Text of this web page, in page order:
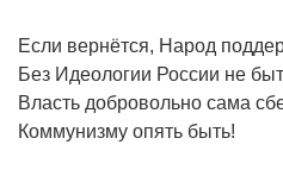
Если вернётся, Народ
Без Идеологии России не
Власть добровольно сама
Коммунизму опять быть!